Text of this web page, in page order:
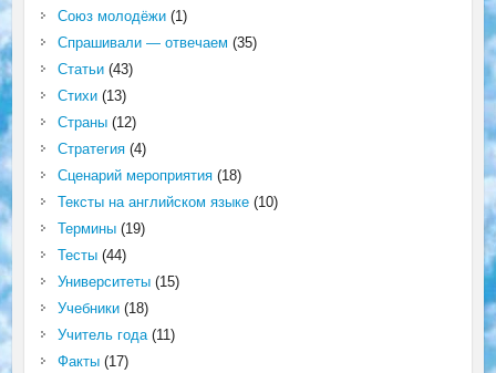
Союз молодёжи(1)
Спрашивали — отвечаем (35)
Статьи(43)
Стихи(13)
Страны(12)
Стратегия(4)
Сценарий мероприятия(18)
Тексты на английском языке(10)
Термины(19)
Тесты(44)
Университеты(15)
Учебники(18)
Учитель года(11)
Факты(17)